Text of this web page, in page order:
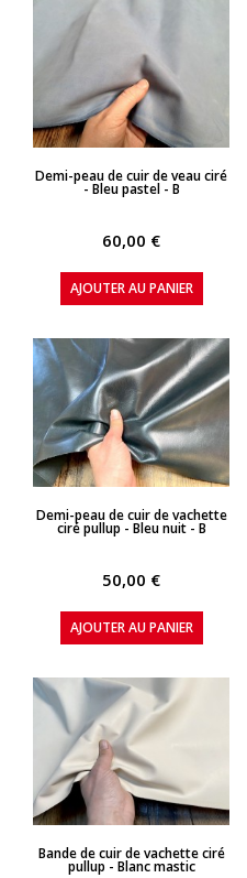
APERÇU RAPIDE
Demi-peau de cuir de veau ciré
- Bleu pastel - B
60,00 €
AJOUTER AU PANIER
APERÇU RAPIDE
Demi-peau de cuir de vachette
ciré pullup - Bleu nuit - B
50,00 €
AJOUTER AU PANIER
APERÇU RAPIDE
Bande de cuir de vachette ciré
pullup - Blanc mastic